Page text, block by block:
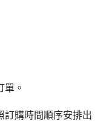
單。
訂購時間順序安排出